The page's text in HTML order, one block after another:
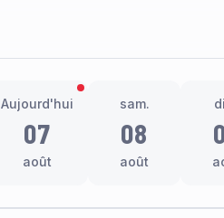
Aujourd'hui
07
août
sam.
08
août